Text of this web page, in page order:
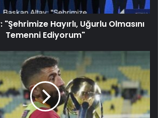
Hayırlı, Uğurlu Olmasını
Temenni Ediyorum"